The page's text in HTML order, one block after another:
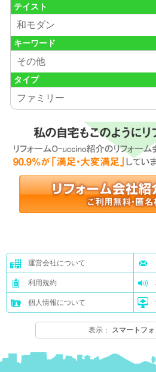
テイスト
和モダン
キーワード
その他
タイプ
ファミリー
運営会社について
利用規約
個人情報について
表示： スマートフ